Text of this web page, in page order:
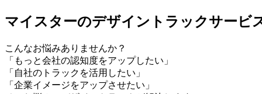
マイスターのデザイントラックサービ
こんなお悩みありませんか？
「もっと会社の認知度をアップしたい」
「自社のトラックを活用したい」
「企業イメージをアップさせたい」